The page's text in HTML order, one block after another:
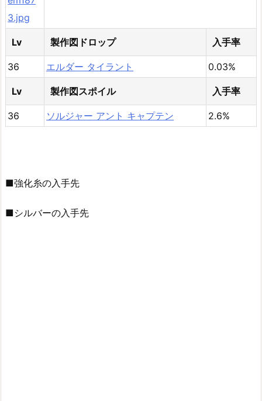
Lv 製作図ドロップ 入手率
36 エルダー タイラント 0.03%
Lv 製作図スポイル 入手率
36 ソルジャー アント キャプテン 2.6%
■強化糸の入手先
■シルバーの入手先